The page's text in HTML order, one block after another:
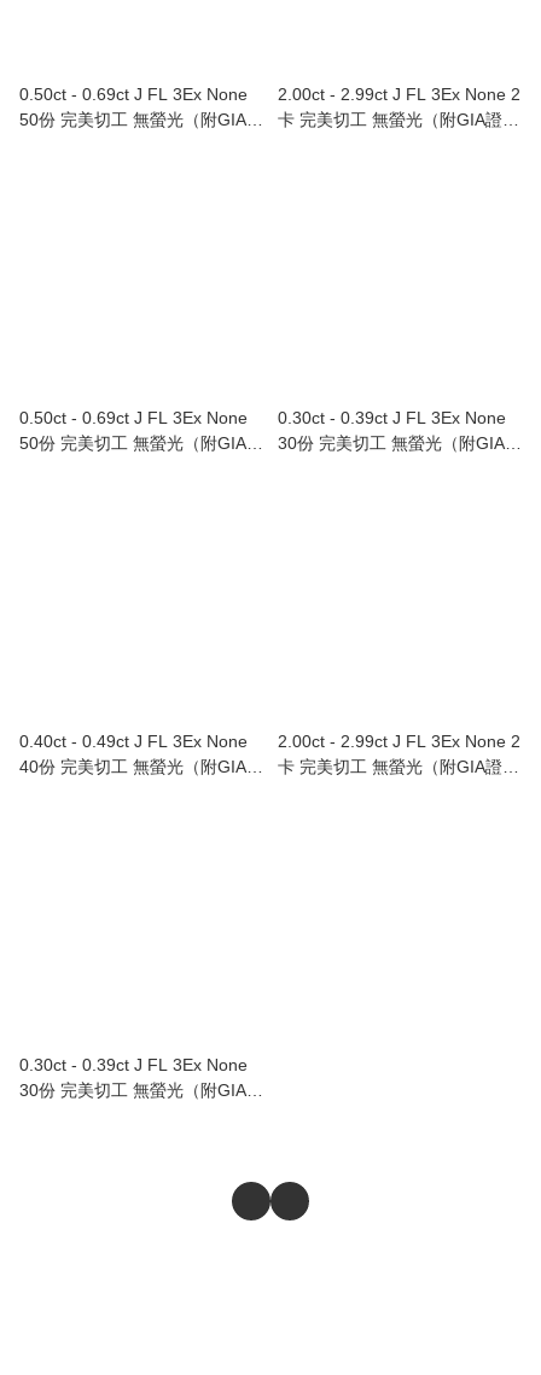
0.50ct - 0.69ct J FL 3Ex None
50份 完美切工 無螢光（附GIA證
2.00ct - 2.99ct J FL 3Ex None 2
卡 完美切工 無螢光（附GIA證
0.50ct - 0.69ct J FL 3Ex None
50份 完美切工 無螢光（附GIA證
0.30ct - 0.39ct J FL 3Ex None
30份 完美切工 無螢光（附GIA證
0.40ct - 0.49ct J FL 3Ex None
40份 完美切工 無螢光（附GIA證
2.00ct - 2.99ct J FL 3Ex None 2
卡 完美切工 無螢光（附GIA證
0.30ct - 0.39ct J FL 3Ex None
30份 完美切工 無螢光（附GIA證